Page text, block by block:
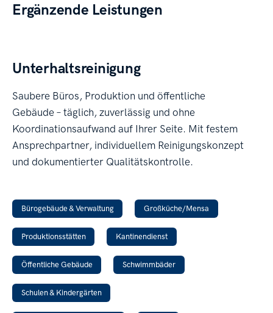
Ergänzende Leistungen
Unterhaltsreinigung
Saubere Büros, Produktion und öffentliche
Gebäude – täglich, zuverlässig und ohne
Koordinationsaufwand auf Ihrer Seite. Mit festem
Ansprechpartner, individuellem Reinigungskonzept
und dokumentierter Qualitätskontrolle.
Bürogebäude & Verwaltung Großküche/Mensa
Produktionsstätten Kantinendienst
Öffentliche Gebäude Schwimmbäder
Schulen & Kindergärten